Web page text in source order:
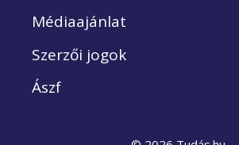
Médiaajánlat
Szerzői jogok
Ászf